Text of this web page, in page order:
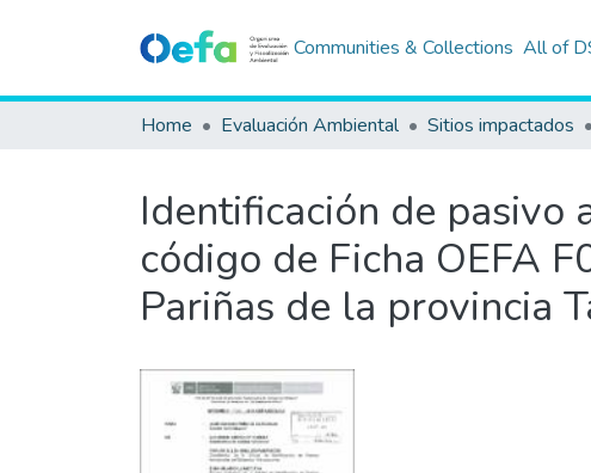
Communities & Collections All of
Home Evaluación Ambiental Sitios impactados
Identificación de pasivo
código de Ficha OEFA
Pariñas de la provincia